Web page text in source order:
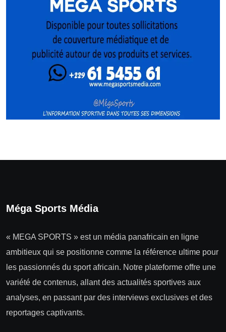
Méga Sports Média
« MEGA SPORTS » est un média panafricain en ligne
ambitieux qui se positionne comme la référence ultime pour
les passionnés du sport africain. Notre plateforme offre une
variété de contenus, allant des actualités sportives aux
analyses, en passant par des interviews exclusives et des
reportages captivants.